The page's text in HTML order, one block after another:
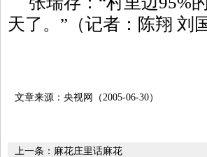
天了。”（记者：陈翔 刘
文章来源：央视网（2005-06-30）
上一条： 麻花庄里话麻花